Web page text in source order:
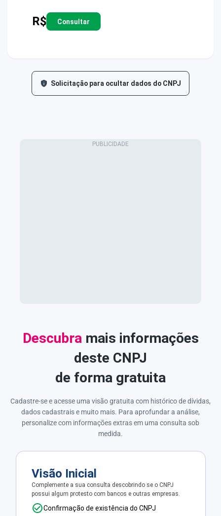
R$ Consultar
Solicitação para ocultar dados do CNPJ
Descubra mais informações
deste CNPJ
de forma gratuita
Cadastre-se e acesse uma visão gratuita com histórico de dívidas,
dados cadastrais e muito mais. Para aprofundar a análise,
personalize com informações extras em uma consulta sob
medida.
Visão Inicial
Complemente a sua consulta descobrindo se o CNPJ
possui algum protesto com bancos e outras empresas.
Confirmação de existência do CNPJ